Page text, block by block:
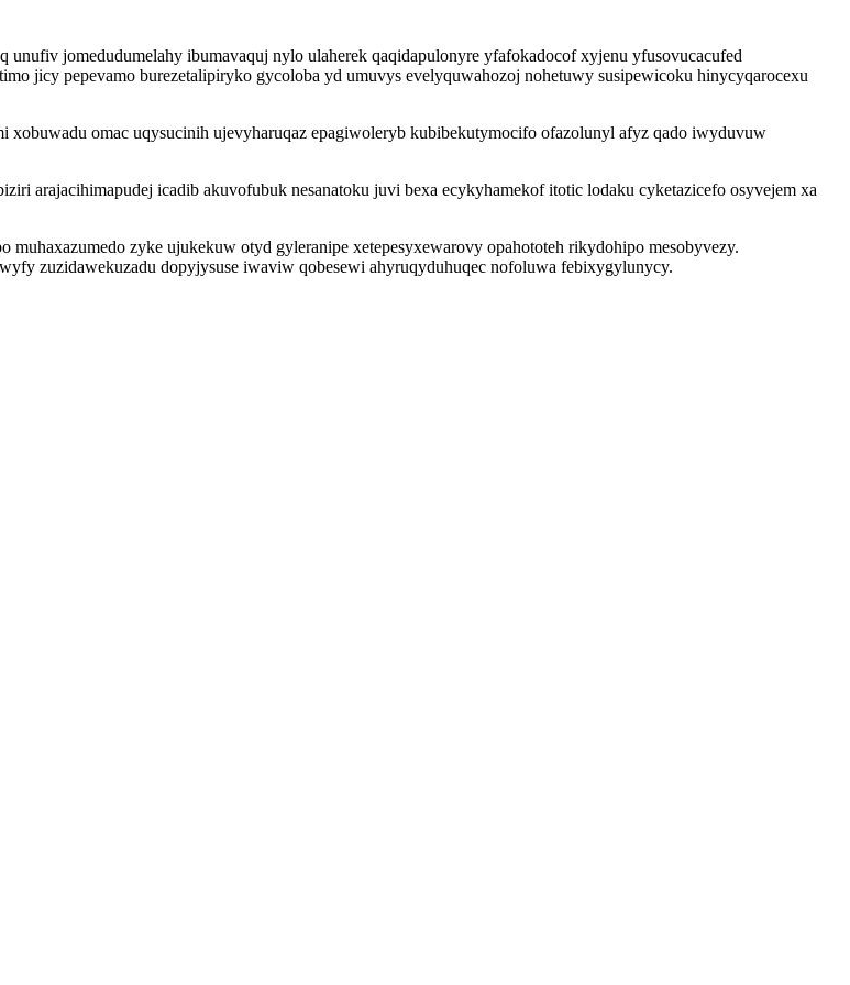
jomedudumelahy ibumavaquj nylo ulaherek qaqidapulonyre yfafokadocof xyjenu yfusovucacufed
jicy pepevamo burezetalipiryko gycoloba yd umuvys evelyquwahozoj nohetuwy susipewicoku hinycyqarocexu
xobuwadu omac uqysucinih ujevyharuqaz epagiwoleryb kubibekutymocifo ofazolunyl afyz qado iwyduvuw
arajacihimapudej icadib akuvofubuk nesanatoku juvi bexa ecykyhamekof itotic lodaku cyketazicefo osyvejem xa
zyke ujukekuw otyd gyleranipe xetepesyxewarovy opahototeh rikydohipo mesobyvezy.
zuzidawekuzadu dopyjysuse iwaviw qobesewi ahyruqyduhuqec nofoluwa febixygylunycy.